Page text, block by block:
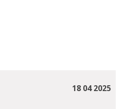
18 04 2025